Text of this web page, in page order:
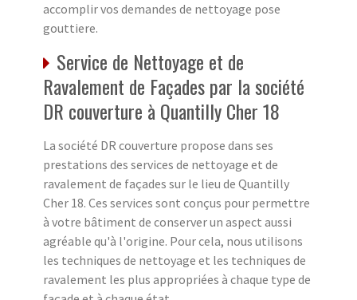
accomplir vos demandes de nettoyage pose
gouttiere.
Service de Nettoyage et de
Ravalement de Façades par la société
DR couverture à Quantilly Cher 18
La société DR couverture propose dans ses
prestations des services de nettoyage et de
ravalement de façades sur le lieu de Quantilly
Cher 18. Ces services sont conçus pour permettre
à votre bâtiment de conserver un aspect aussi
agréable qu'à l'origine. Pour cela, nous utilisons
les techniques de nettoyage et les techniques de
ravalement les plus appropriées à chaque type de